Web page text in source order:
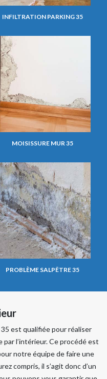
INFILTRATION PARKING 35
MOISISSURE MUR 35
PROBLÈME SALPÊTRE 35
est qualifiée pour réaliser
l’intérieur. Ce procédé est
notre équipe de faire une
compris, il s’agit donc d’un